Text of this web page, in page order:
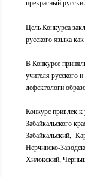
прекрасный
Цель Конкурса
русского языка
В Конкурсе
учителя русского
дефектологи
Конкурс привлек к
Забайкальского
Забайкальский,
Нерчинско-
Хилокский,